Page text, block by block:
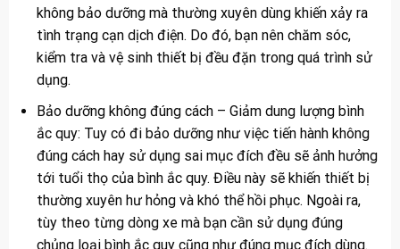
không bảo dưỡng mà thường xuyên dùng khiến xảy ra
tình trạng cạn dịch điện. Do đó, bạn nên chăm sóc,
kiểm tra và vệ sinh thiết bị đều đặn trong quá trình sử
dụng.
Bảo dưỡng không đúng cách – Giảm dung lượng bình
ắc quy: Tuy có đi bảo dưỡng như việc tiến hành không
đúng cách hay sử dụng sai mục đích đều sẽ ảnh hưởng
tới tuổi thọ của bình ắc quy. Điều này sẽ khiến thiết bị
thường xuyên hư hỏng và khó thể hồi phục. Ngoài ra,
tùy theo từng dòng xe mà bạn cần sử dụng đúng
chủng loại bình ắc quy cũng như đúng mục đích dùng.